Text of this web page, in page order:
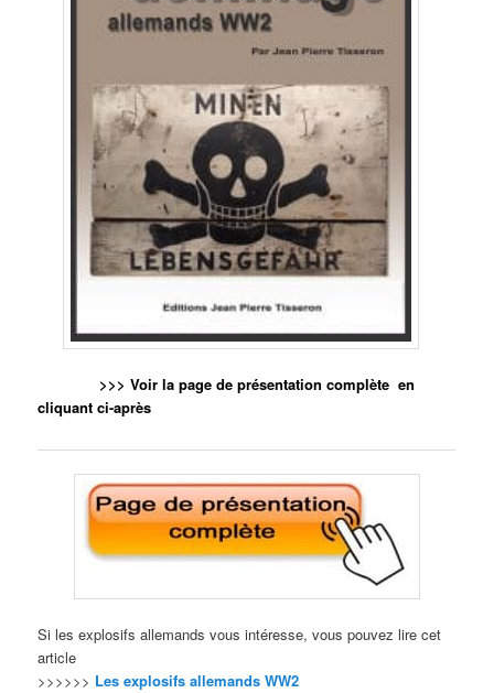
>>> Voir la page de présentation complète en
cliquant ci-après
Si les explosifs allemands vous intéresse, vous pouvez lire cet
article
>>>>>> Les explosifs allemands WW2